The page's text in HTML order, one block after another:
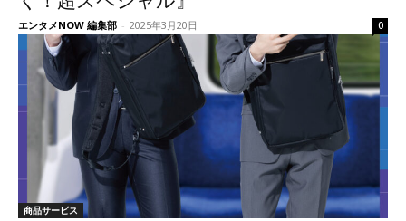
エンタメNOW 編集部 - 2025年3月20日 0
商品サービス